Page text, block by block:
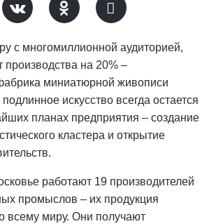
с многомиллионной аудиторией,
производства на 20% –
миниатюрной живописи
искусство всегда остается
планах предприятия – создание
кластера и открытие
работают 19 производителей
промыслов – их продукция
всему миру. Они получают